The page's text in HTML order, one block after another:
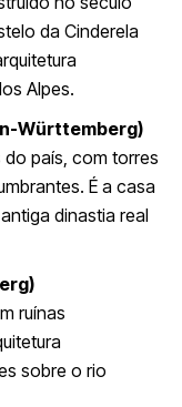
da Cinderela
Alpes.
Württemberg)
país, com torres
É a casa
dinastia real
ruínas
sobre o rio